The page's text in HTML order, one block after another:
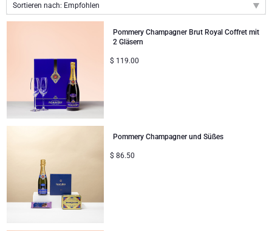
Veuve Clicquot Geschenke
Lanson Champagner
Neuhaus Schokoladen
Godiva Schokoladen
Corné Port-Royal Belgische Schokoladen
Jules Destrooper
Le Parfum de Nathalie
Cartwright & Butler
Dom Perignon Champagner
Godiva Schokoladen
Moet & Chandon Champagner
Neuhaus Schokoladen
Budget-Geschenke
VIP Geschenke
ANLÄSSE
Neue Ankünfte
Verjaardagsgeschenken
Hochzeitsgeschenke
Proficiat
Business Gifts Dienstleistungen
Unternehmenssammlung
Sortieren nach: Empfohlen
Preis: niedrigster zuerst
Preis: höchster zuerst
Pommery Champagner Brut Royal Coffret mit
2 Gläsern
$ 119.00
Pommery Champagner und Süßes
$ 86.50